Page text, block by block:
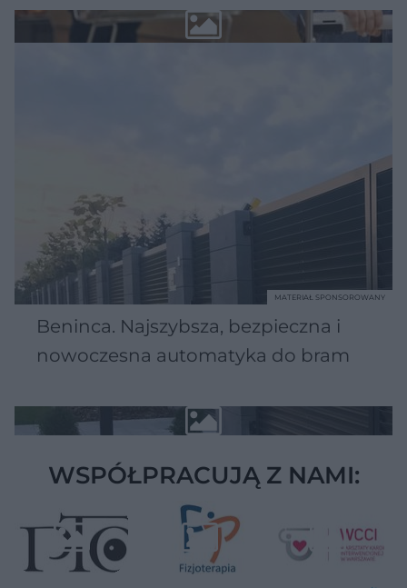
Beninca. Najszybsza, bezpieczna i
nowoczesna automatyka do bram
MATERIAŁ SPONSOROWANY
WSPÓŁPRACUJĄ Z NAMI: